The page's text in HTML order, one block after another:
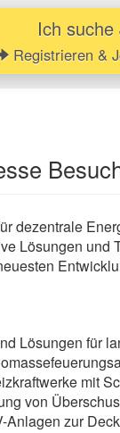
Ich suche
Registrieren &
dezentrale
Lösungen
Lösungen für
mit
von
Anlagen zur